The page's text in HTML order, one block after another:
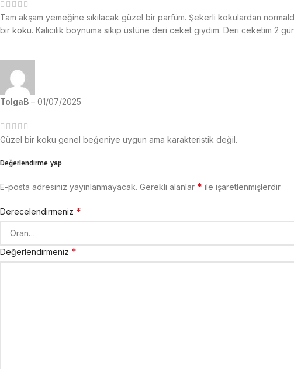
Tam akşam yemeğine sıkılacak güzel bir parfüm. Şekerli kokulardan
bir koku. Kalıcılık boynuma sıkıp üstüne deri ceket giydim. Deri ceketim 2
TolgaB – 01/07/2025
Güzel bir koku genel beğeniye uygun ama karakteristik değil.
Değerlendirme yap
E-posta adresiniz yayınlanmayacak. Gerekli alanlar * ile işaretlenmişlerdir
Derecelendirmeniz *
Değerlendirmeniz *